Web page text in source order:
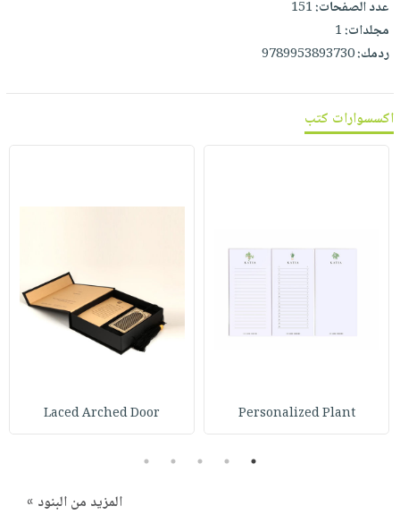
عدد الصفحات:151
مجلدات:1
ردمك:9789953893730
اكسسوارات كتب
Personalized Plant
Laced Arched Door
1
2
3
4
5
المزيد من البنود »